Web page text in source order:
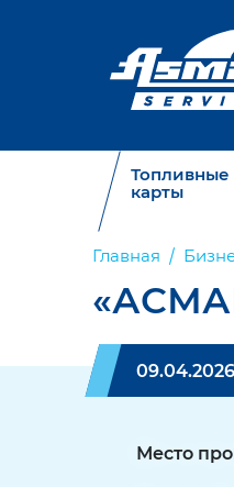
Топливные
карты
Главная
09.04.2026
Место